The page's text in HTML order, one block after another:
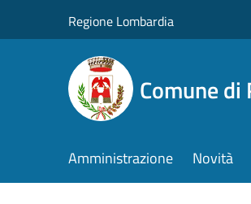
Regione Lombardia
Comune di
Amministrazione Novità